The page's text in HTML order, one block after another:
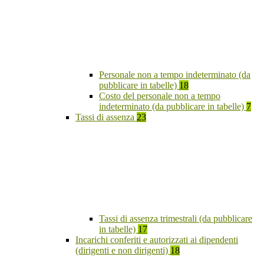
Personale non a tempo indeterminato (da
pubblicare in tabelle) 18
Costo del personale non a tempo
indeterminato (da pubblicare in tabelle) 7
Tassi di assenza 23
Tassi di assenza trimestrali (da pubblicare
in tabelle) 17
Incarichi conferiti e autorizzati ai dipendenti
(dirigenti e non dirigenti) 18